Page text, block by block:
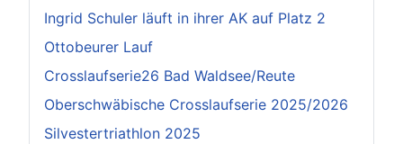
Ingrid Schuler läuft in ihrer AK auf Platz 2
Ottobeurer Lauf
Crosslaufserie26 Bad Waldsee/Reute
Oberschwäbische Crosslaufserie 2025/2026
Silvestertriathlon 2025